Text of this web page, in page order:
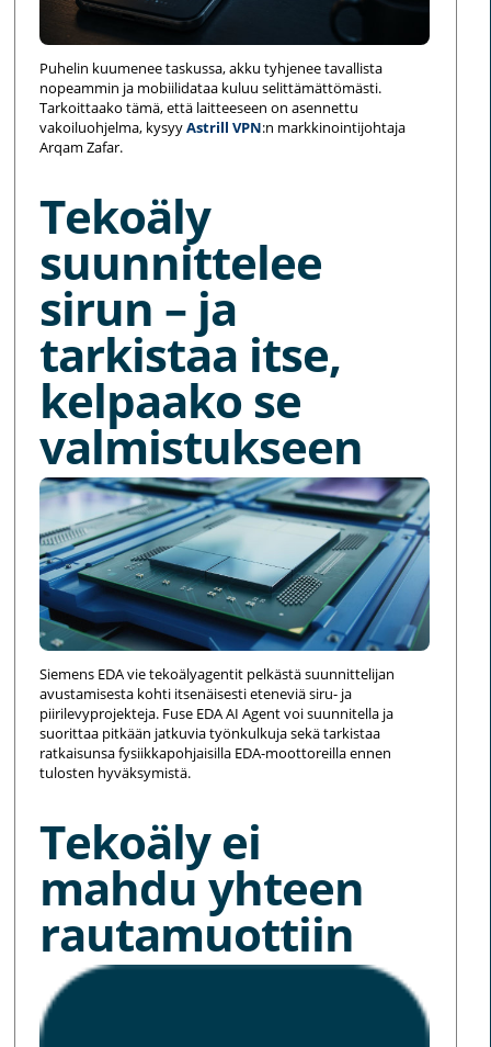
Puhelin kuumenee taskussa, akku tyhjenee tavallista
nopeammin ja mobiilidataa kuluu selittämättömästi.
Tarkoittaako tämä, että laitteeseen on asennettu
vakoiluohjelma, kysyyAstrill VPN:n markkinointijohtaja
Arqam Zafar.
Tekoäly
suunnittelee
sirun – ja
tarkistaa itse,
kelpaako se
valmistukseen
Siemens EDA vie tekoälyagentit pelkästä suunnittelijan
avustamisesta kohti itsenäisesti eteneviä siru- ja
piirilevyprojekteja. Fuse EDA AI Agent voi suunnitella ja
suorittaa pitkään jatkuvia työnkulkuja sekä tarkistaa
ratkaisunsa fysiikkapohjaisilla EDA-moottoreilla ennen
tulosten hyväksymistä.
Tekoäly ei
mahdu yhteen
rautamuottiin